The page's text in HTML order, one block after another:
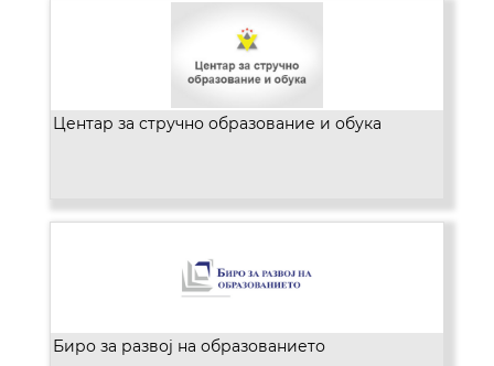
Центар за стручно образование и обука
Биро за развој на образованието